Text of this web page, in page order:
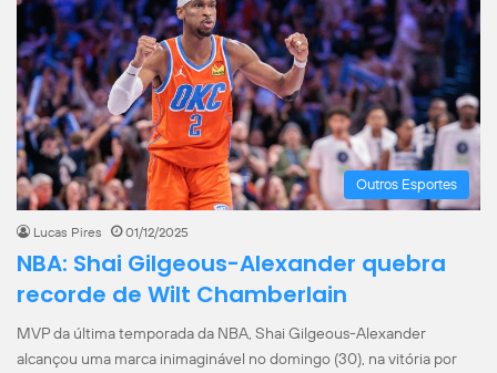
Outros Esportes
Lucas Pires 01/12/2025
NBA: Shai Gilgeous-Alexander quebra
recorde de Wilt Chamberlain
MVP da última temporada da NBA, Shai Gilgeous-Alexander
alcançou uma marca inimaginável no domingo (30), na vitória por